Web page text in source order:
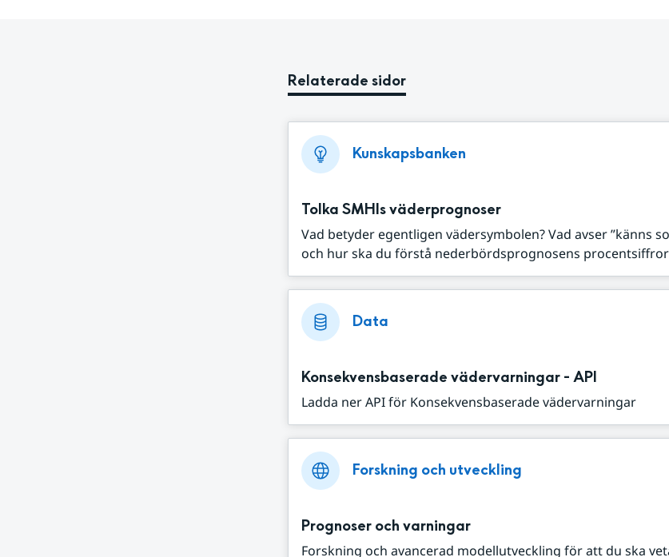
Relaterade sidor
Kunskapsbanken
Tolka SMHIs väderprognoser
Vad betyder egentligen vädersymbolen? Vad avser ”känns
och hur ska du förstå nederbördsprognosens
Data
Konsekvensbaserade vädervarningar - API
Ladda ner API för Konsekvensbaserade vädervarningar
Forskning och utveckling
Prognoser och varningar
Forskning och avancerad modellutveckling för att du ska